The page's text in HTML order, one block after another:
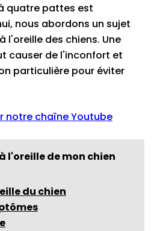
quatre pattes est
nous abordons un sujet
l'oreille des chiens. Une
causer de l'inconfort et
particulière pour éviter
notre chaîne Youtube
l'oreille de mon chien
du chien